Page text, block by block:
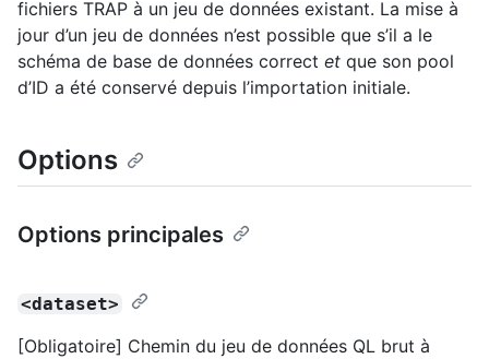
fichiers TRAP à un jeu de données existant. La mise à
jour d’un jeu de données n’est possible que s’il a le
schéma de base de données correct et que son pool
d’ID a été conservé depuis l’importation initiale.
Options
Options principales
<dataset>
[Obligatoire] Chemin du jeu de données QL brut à